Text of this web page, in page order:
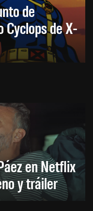
de
Cyclops de X-
en Netflix
y tráiler